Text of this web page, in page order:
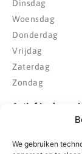
We gebruiken
Dinsdag
Woensdag
Donderdag
Vrijdag
Zaterdag
Zondag
Actief in de regio
Gemeente